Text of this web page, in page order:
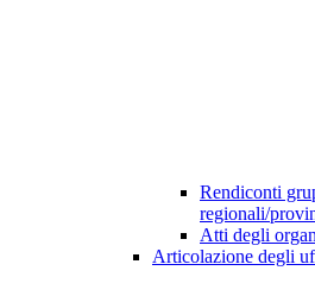
Rendiconti
regionali/
Atti degli
Articolazione degli